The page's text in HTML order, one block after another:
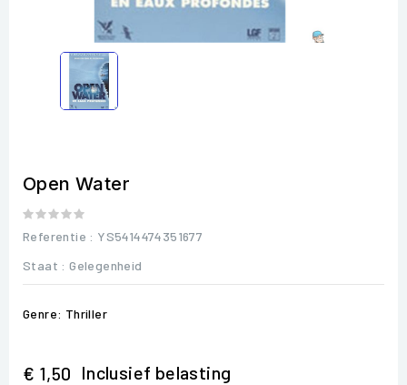
Open Water
Referentie : YS5414474351677
Staat : Gelegenheid
Genre: Thriller
€ 1,50 Inclusief belasting